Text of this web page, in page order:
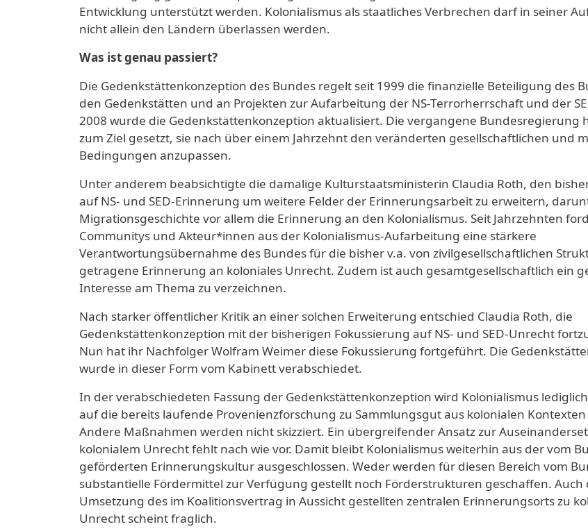
Entwicklung unterstützt werden. Kolonialismus als staatliches Verbrechen darf in seiner
nicht allein den Ländern überlassen werden.
Was ist genau passiert?
Die Gedenkstättenkonzeption des Bundes regelt seit 1999 die finanzielle Beteiligung des
den Gedenkstätten und an Projekten zur Aufarbeitung der NS-Terrorherrschaft und der
2008 wurde die Gedenkstättenkonzeption aktualisiert. Die vergangene Bundesregierung
zum Ziel gesetzt, sie nach über einem Jahrzehnt den veränderten gesellschaftlichen und
Bedingungen anzupassen.
Unter anderem beabsichtigte die damalige Kulturstaatsministerin Claudia Roth, den
auf NS- und SED-Erinnerung um weitere Felder der Erinnerungsarbeit zu erweitern,
Migrationsgeschichte vor allem die Erinnerung an den Kolonialismus. Seit Jahrzehnten
Communitys und Akteur*innen aus der Kolonialismus-Aufarbeitung eine stärkere
Verantwortungsübernahme des Bundes für die bisher v.a. von zivilgesellschaftlichen
getragene Erinnerung an koloniales Unrecht. Zudem ist auch gesamtgesellschaftlich ein
Interesse am Thema zu verzeichnen.
Nach starker öffentlicher Kritik an einer solchen Erweiterung entschied Claudia Roth, die
Gedenkstättenkonzeption mit der bisherigen Fokussierung auf NS- und SED-Unrecht
Nun hat ihr Nachfolger Wolfram Weimer diese Fokussierung fortgeführt. Die
wurde in dieser Form vom Kabinett verabschiedet.
In der verabschiedeten Fassung der Gedenkstättenkonzeption wird Kolonialismus
auf die bereits laufende Provenienzforschung zu Sammlungsgut aus kolonialen
Andere Maßnahmen werden nicht skizziert. Ein übergreifender Ansatz zur
kolonialem Unrecht fehlt nach wie vor. Damit bleibt Kolonialismus weiterhin aus der vom
geförderten Erinnerungskultur ausgeschlossen. Weder werden für diesen Bereich vom
substantielle Fördermittel zur Verfügung gestellt noch Förderstrukturen geschaffen. Auch
Umsetzung des im Koalitionsvertrag in Aussicht gestellten zentralen Erinnerungsorts zu
Unrecht scheint fraglich.